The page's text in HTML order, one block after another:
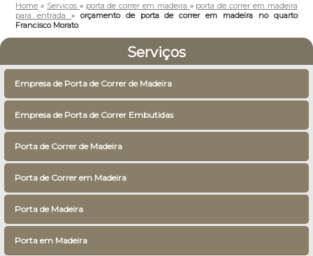
Home » Serviços » porta de correr em madeira » porta de correr em madeira
para entrada» orçamento de porta de correr em madeira no quarto
Francisco Morato
Serviços
Empresa de Porta de Correr de Madeira
Empresa de Porta de Correr Embutidas
Porta de Correr de Madeira
Porta de Correr em Madeira
Porta de Madeira
Porta em Madeira